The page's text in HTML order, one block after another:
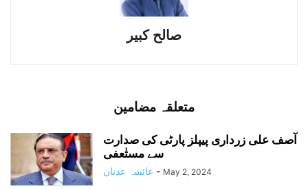
صالح کبیر
متعلقہ مضامین
آصف علی زرداری پیپلز پارٹی کی صدارت
سے مستٰعفی
عائشہ عدنان - May 2, 2024